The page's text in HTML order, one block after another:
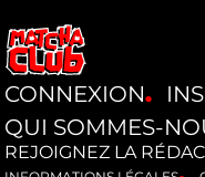
CONNEXION
QUI SOMMES-
REJOIGNEZ LA